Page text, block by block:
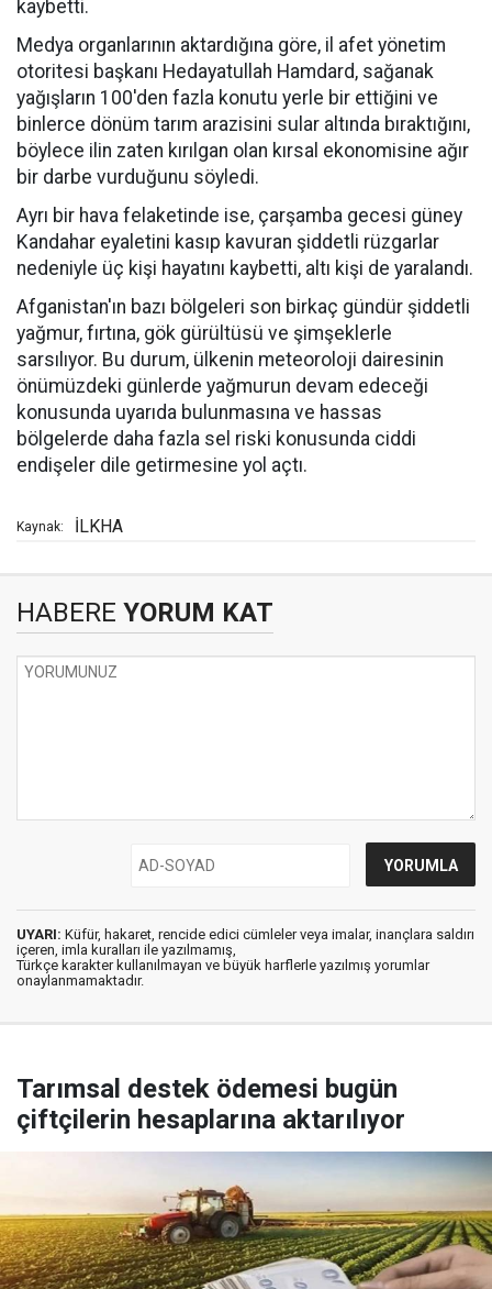
kaybetti.
Medya organlarının aktardığına göre, il afet yönetim
otoritesi başkanı Hedayatullah Hamdard, sağanak
yağışların 100'den fazla konutu yerle bir ettiğini ve
binlerce dönüm tarım arazisini sular altında bıraktığını,
böylece ilin zaten kırılgan olan kırsal ekonomisine ağır
bir darbe vurduğunu söyledi.
Ayrı bir hava felaketinde ise, çarşamba gecesi güney
Kandahar eyaletini kasıp kavuran şiddetli rüzgarlar
nedeniyle üç kişi hayatını kaybetti, altı kişi de yaralandı.
Afganistan'ın bazı bölgeleri son birkaç gündür şiddetli
yağmur, fırtına, gök gürültüsü ve şimşeklerle
sarsılıyor. Bu durum, ülkenin meteoroloji dairesinin
önümüzdeki günlerde yağmurun devam edeceği
konusunda uyarıda bulunmasına ve hassas
bölgelerde daha fazla sel riski konusunda ciddi
endişeler dile getirmesine yol açtı.
Kaynak: İLKHA
HABERE YORUM KAT
UYARI: Küfür, hakaret, rencide edici cümleler veya imalar, inançlara saldırı
içeren, imla kuralları ile yazılmamış,
Türkçe karakter kullanılmayan ve büyük harflerle yazılmış yorumlar
onaylanmamaktadır.
Tarımsal destek ödemesi bugün
çiftçilerin hesaplarına aktarılıyor